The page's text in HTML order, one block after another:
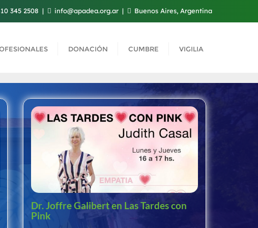
345 2508 info@apadea.org.ar Buenos Aires, Argentina
DONACIÓN CUMBRE VIGILIA
Dr. Joffre Galibert en Las Tardes con
Pink